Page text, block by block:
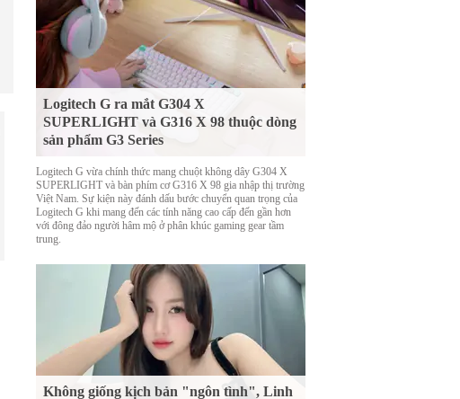
Logitech G ra mắt G304 X
SUPERLIGHT và G316 X 98 thuộc dòng
sản phẩm G3 Series
Logitech G vừa chính thức mang chuột không dây G304 X
SUPERLIGHT và bàn phím cơ G316 X 98 gia nhập thị trường
Việt Nam. Sự kiện này đánh dấu bước chuyển quan trọng của
Logitech G khi mang đến các tính năng cao cấp đến gần hơn
với đông đảo người hâm mộ ở phân khúc gaming gear tầm
trung.
Không giống kịch bản "ngôn tình", Linh